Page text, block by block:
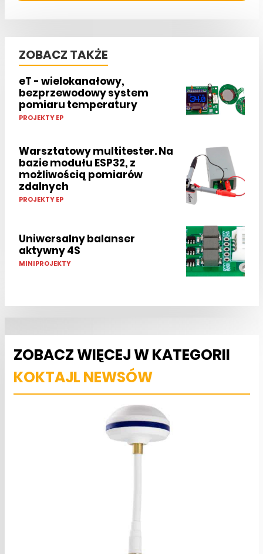
ZOBACZ TAKŻE
eT - wielokanałowy,
bezprzewodowy system
pomiaru temperatury
PROJEKTY EP
Warsztatowy multitester. Na
bazie modułu ESP32, z
możliwością pomiarów
zdalnych
PROJEKTY EP
Uniwersalny balanser
aktywny 4S
MINIPROJEKTY
ZOBACZ WIĘCEJ W KATEGORII
KOKTAJL NEWSÓW